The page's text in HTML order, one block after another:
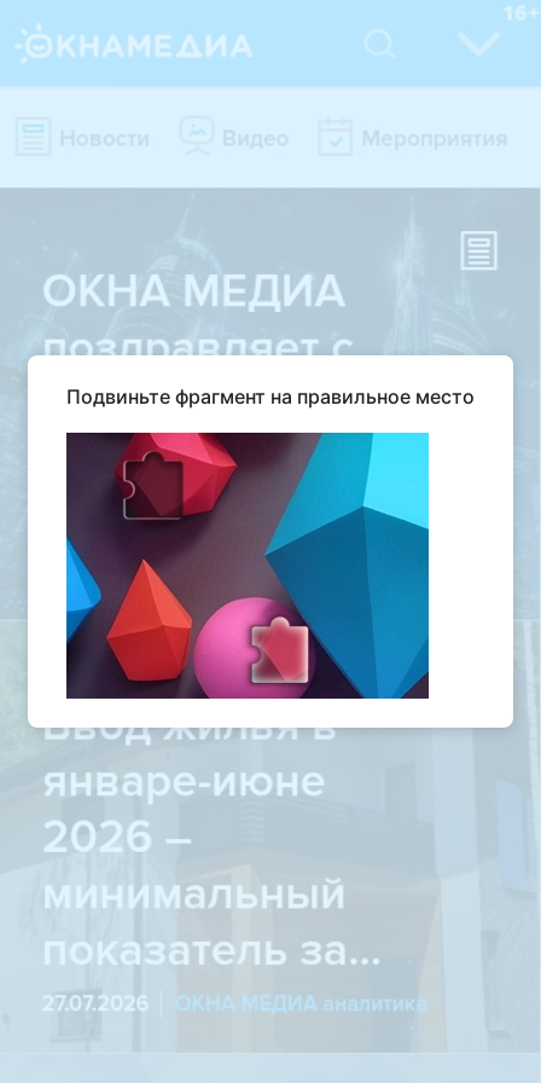
Подвиньте фрагмент на правильное место